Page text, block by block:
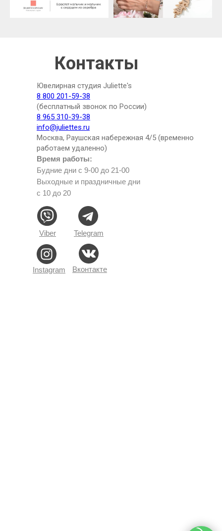
Время работы:
Будние дни с 9-00 до 21-00
Выходные и праздничные дни
с 10 до 20
Telegram
Viber
Instagram
Ювелирная студия Juliette's
8 800 201-59-38
(бесплатный звонок по России)
8 965 310-39-38
info@juliettes.ru
Москва, Раушская набережная 4/5 (временно
работаем удаленно)
Контакты
Вконтакте